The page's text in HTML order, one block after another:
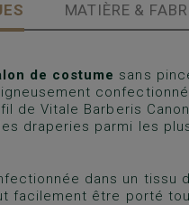
MATIÈRE &
de costume sans
de Vitale Barberis
draperies parmi les
dans un tissu
facilement être porté